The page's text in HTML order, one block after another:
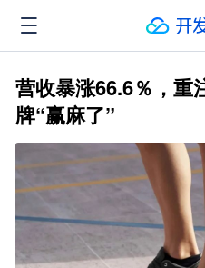
营收暴涨66.6％，重
牌“赢麻了”